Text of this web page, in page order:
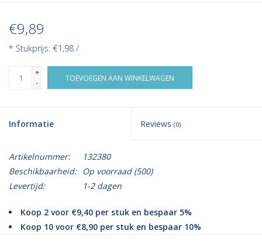
€9,89
* Stukprijs: €1,98 /
+
-
TOEVOEGEN AAN WINKELWAGEN
Informatie Reviews (0)
Artikelnummer:
132380
Beschikbaarheid: Op voorraad(500)
Levertijd:
1-2 dagen
Koop 2 voor €9,40 per stuk en bespaar 5%
Koop 10 voor €8,90 per stuk en bespaar 10%